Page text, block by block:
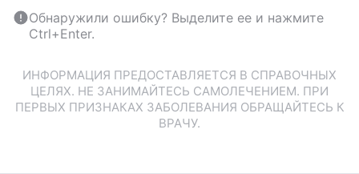
Обнаружили ошибку? Выделите ее и нажмите
Ctrl+Enter.
ИНФОРМАЦИЯ ПРЕДОСТАВЛЯЕТСЯ В СПРАВОЧНЫХ
ЦЕЛЯХ. НЕ ЗАНИМАЙТЕСЬ САМОЛЕЧЕНИЕМ. ПРИ
ПЕРВЫХ ПРИЗНАКАХ ЗАБОЛЕВАНИЯ ОБРАЩАЙТЕСЬ К
ВРАЧУ.